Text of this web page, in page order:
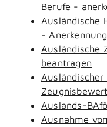
Berufe -
Ausländische
-
Ausländische
beantragen
Auslands-
Ausnahme